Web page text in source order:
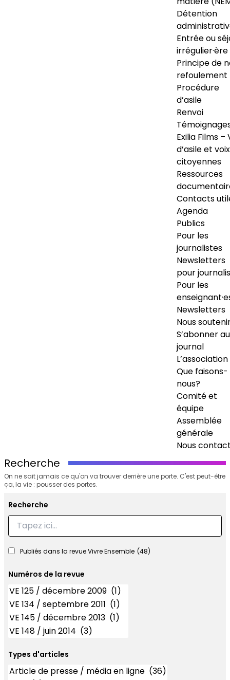
Détention
Entrée ou
irrégulier·ère
Principe de
refoulement
Procédure
d’asile
Renvoi
Exilia Films –
d’asile et voix
citoyennes
Ressources
Contacts
Agenda
Publics
Pour les
journalistes
Newsletters
pour
Pour les
Newsletters
Nous
S’abonner au
journal
L’association
Que faisons-
nous?
Comité et
équipe
Assemblée
générale
Nous
Recherche
On ne sait jamais ce qu'on va trouver derrière une porte. C'est peut-être
ça, la vie : pousser des portes.
Recherche
Recherche
Publiés dans la revue Vivre Ensemble (48)
Numéros de la revue
Numéros
Types d'articles
Types d'articles